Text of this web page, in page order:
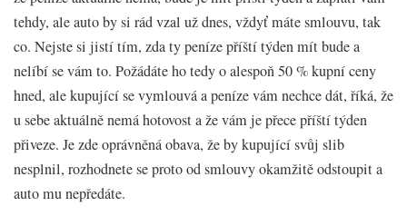
tehdy, ale auto by si rád vzal už dnes, vždyť máte smlouvu, tak
co. Nejste si jistí tím, zda ty peníze příští týden mít bude a
nelíbí se vám to. Požádáte ho tedy o alespoň 50 % kupní ceny
hned, ale kupující se vymlouvá a peníze vám nechce dát, říká, že
u sebe aktuálně nemá hotovost a že vám je přece příští týden
přiveze. Je zde oprávněná obava, že by kupující svůj slib
nesplnil, rozhodnete se proto od smlouvy okamžitě odstoupit a
auto mu nepředáte.